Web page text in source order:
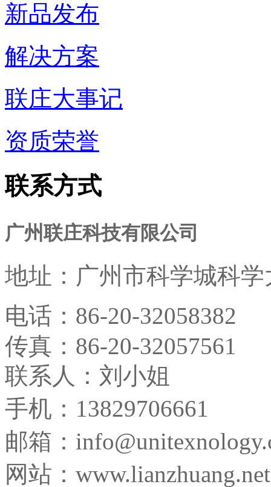
新品发布
解决方案
联庄大事记
资质荣誉
联系方式
广州联庄科技有限公司
地址： 广州市科学城科
电话： 86-20-32058382
传真： 86-20-32057561
联系人：刘小姐
手机：13829706661
邮箱：
网站：www.lianzhuang.net